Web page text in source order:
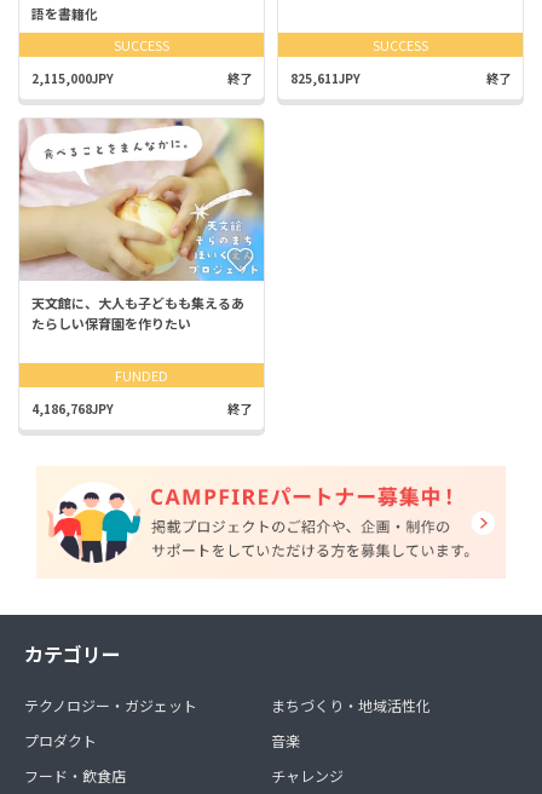
語を書籍化
SUCCESS
2,115,000JPY 終了
SUCCESS
825,611JPY 終了
天文館に、大人も子どもも集えるあ
たらしい保育園を作りたい
FUNDED
4,186,768JPY 終了
カテゴリー
テクノロジー・ガジェット
プロダクト
フード・飲食店
まちづくり・地域活性化
音楽
チャレンジ